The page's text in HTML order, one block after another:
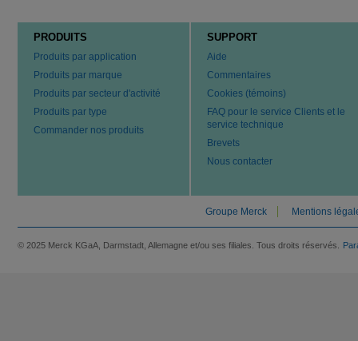
PRODUITS
Produits par application
Produits par marque
Produits par secteur d'activité
Produits par type
Commander nos produits
SUPPORT
Aide
Commentaires
Cookies (témoins)
FAQ pour le service Clients et le
service technique
Brevets
Nous contacter
Groupe Merck Mentions
© 2025 Merck KGaA, Darmstadt, Allemagne et/ou ses filiales. Tous droits réservés.